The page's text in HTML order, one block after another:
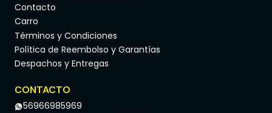
Contacto
Carro
Términos y Condiciones
Política de Reembolso y Garantías
Despachos y Entregas
CONTACTO
56966985969